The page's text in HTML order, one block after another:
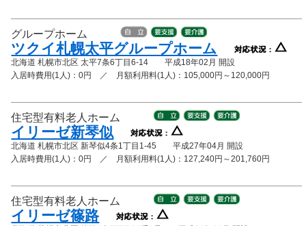
グループホーム
ツクイ札幌太平グループホーム
北海道 札幌市北区 太平7条6丁目6-14 平成18年02月 開設
入居時費用(1人)：0円 ／ 月額利用料(1人)：105,000円～120,000円
住宅型有料老人ホーム
イリーゼ新琴似
北海道 札幌市北区 新琴似4条1丁目1-45 平成27年04月 開設
入居時費用(1人)：0円 ／ 月額利用料(1人)：127,240円～201,760円
住宅型有料老人ホーム
イリーゼ篠路